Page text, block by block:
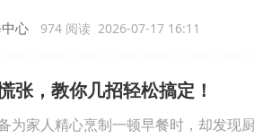
心 974 阅读 2026-07-17 16:11
张，教你几招轻松搞定！
为家人精心烹制一顿早餐时，却发现